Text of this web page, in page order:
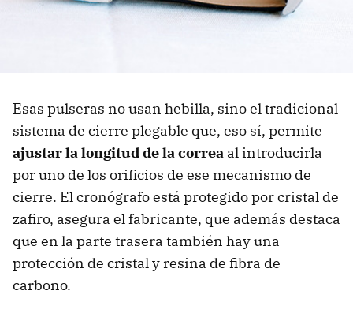
Esas pulseras no usan hebilla, sino el tradicional
sistema de cierre plegable que, eso sí, permite
ajustar la longitud de la correa al introducirla
por uno de los orificios de ese mecanismo de
cierre. El cronógrafo está protegido por cristal de
zafiro, asegura el fabricante, que además destaca
que en la parte trasera también hay una
protección de cristal y resina de fibra de
carbono.